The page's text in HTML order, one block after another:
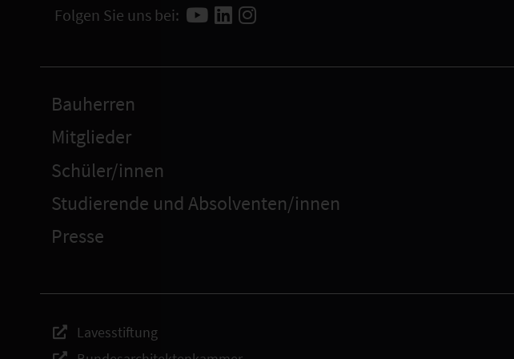
Folgen Sie uns bei:
Bauherren
Mitglieder
Schüler/innen
Studierende und Absolventen/innen
Presse
Lavesstiftung